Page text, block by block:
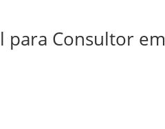
para Consultor